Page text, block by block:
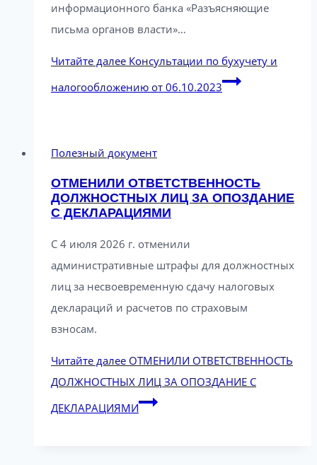
информационного банка «Разъясняющие
письма органов власти»…
Читайте далее Консультации по бухучету и
налогообложению от 06.10.2023
Полезный документ
ОТМЕНИЛИ ОТВЕТСТВЕННОСТЬ
ДОЛЖНОСТНЫХ ЛИЦ ЗА ОПОЗДАНИЕ
С ДЕКЛАРАЦИЯМИ
С 4 июля 2026 г. отменили
административные штрафы для должностных
лиц за несвоевременную сдачу налоговых
деклараций и расчетов по страховым
взносам.
Читайте далее ОТМЕНИЛИ ОТВЕТСТВЕННОСТЬ
ДОЛЖНОСТНЫХ ЛИЦ ЗА ОПОЗДАНИЕ С
ДЕКЛАРАЦИЯМИ